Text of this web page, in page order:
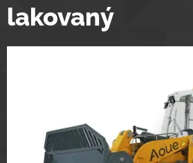
lakovaný